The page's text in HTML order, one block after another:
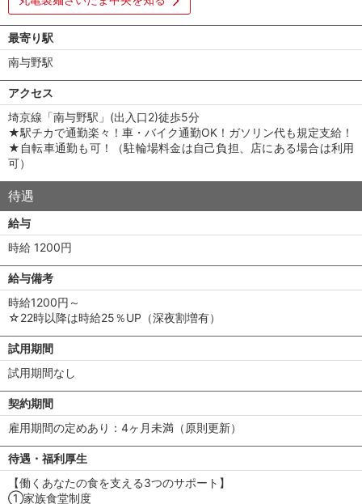
最寄り駅
南与野駅
アクセス
埼京線「南与野駅」(出入口2)徒歩5分
★駅チカで通勤楽々！車・バイク通勤OK！ガソリン代も規定支給！
★自転車通勤も可！（駐輪場料金は自己負担、店にある場合は利用
可）
待遇
給与
時給 1200円
給与備考
時給1200円～
☆22時以降は時給25％UP（深夜割増有）
試用期間
試用期間なし
契約期間
雇用期間の定めあり：4ヶ月未満（原則更新）
待遇・福利厚生
【働くあなたの食を支える3つのサポート】
①家族食堂制度